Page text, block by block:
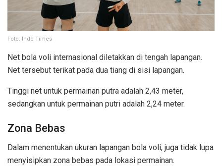
Foto: Indo Times
Net bola voli internasional diletakkan di tengah lapangan.
Net tersebut terikat pada dua tiang di sisi lapangan.
Tinggi net untuk permainan putra adalah 2,43 meter,
sedangkan untuk permainan putri adalah 2,24 meter.
Zona Bebas
Dalam menentukan ukuran lapangan bola voli, juga tidak lupa
menyisipkan zona bebas pada lokasi permainan.